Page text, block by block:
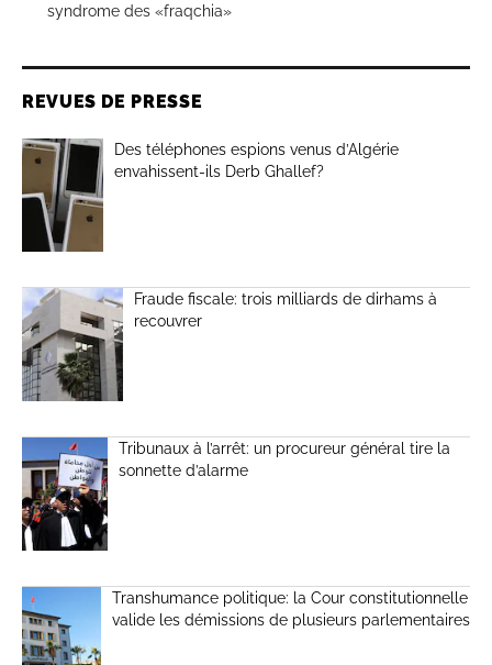
syndrome des «fraqchia»
REVUES DE PRESSE
Des téléphones espions venus d’Algérie
envahissent-ils Derb Ghallef?
Fraude fiscale: trois milliards de dirhams à
recouvrer
Tribunaux à l’arrêt: un procureur général tire la
sonnette d’alarme
Transhumance politique: la Cour constitutionnelle
valide les démissions de plusieurs parlementaires